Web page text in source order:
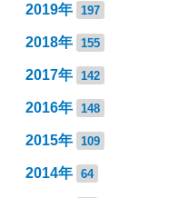
2019年 197
2018年 155
2017年 142
2016年 148
2015年 109
2014年 64